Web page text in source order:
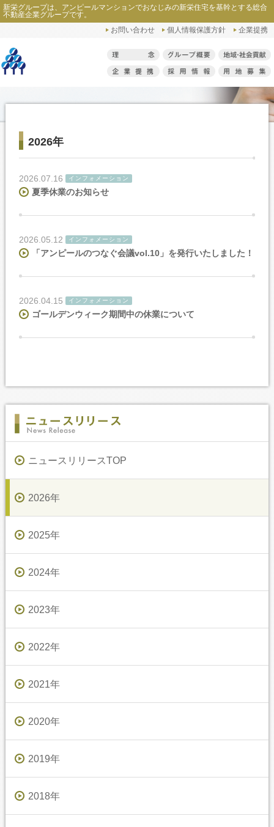
新栄グループは、アンピールマンションでおなじみの新栄住宅を基幹とする総合
不動産企業グループです。
お問い合わせ 個人情報保護方針 企業提携
ホーム>ニュースリリース > 2026年
2026年
2026.07.16 インフォメーション
夏季休業のお知らせ
2026.05.12 インフォメーション
「アンピールのつなぐ会議vol.10」を発行いたしました！
2026.04.15 インフォメーション
ゴールデンウィーク期間中の休業について
ニュースリリースTOP
2026年
2025年
2024年
2023年
2022年
2021年
2020年
2019年
2018年